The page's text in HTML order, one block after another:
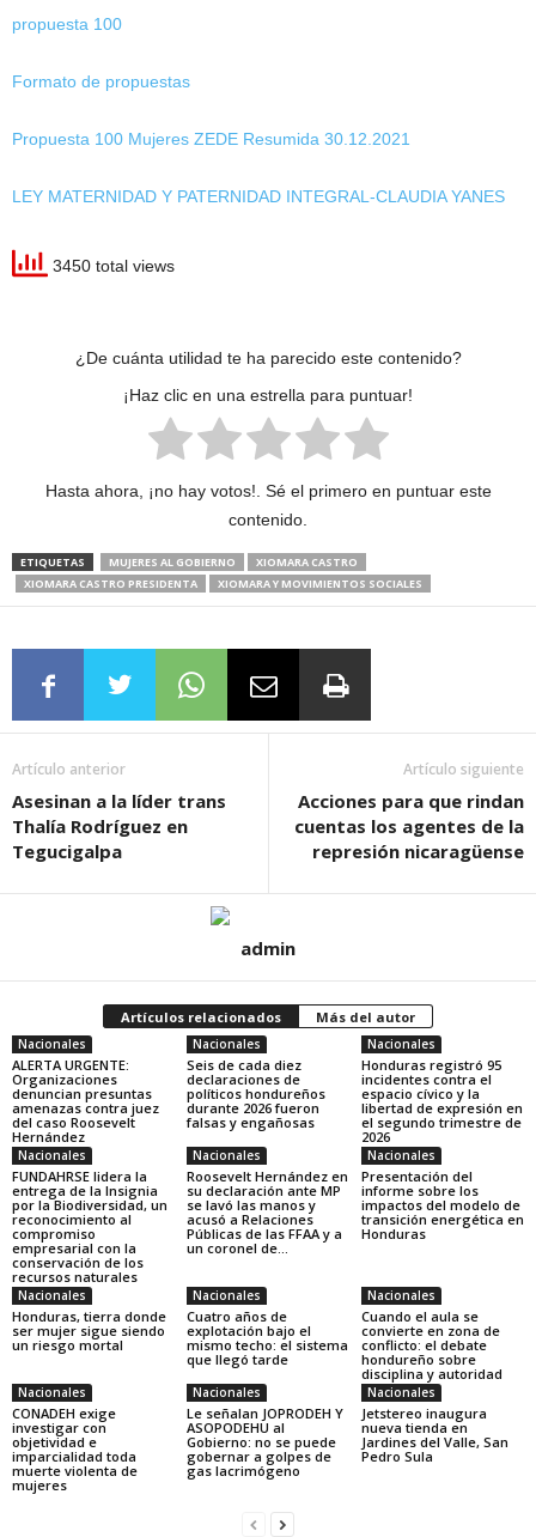
propuesta 100
Formato de propuestas
Propuesta 100 Mujeres ZEDE Resumida 30.12.2021
LEY MATERNIDAD Y PATERNIDAD INTEGRAL-CLAUDIA YANES
3450 total views
¿De cuánta utilidad te ha parecido este contenido?
¡Haz clic en una estrella para puntuar!
Hasta ahora, ¡no hay votos!. Sé el primero en puntuar este
contenido.
ETIQUETAS MUJERES AL GOBIERNO
XIOMARA CASTRO
XIOMARA CASTRO PRESIDENTA
XIOMARA Y MOVIMIENTOS SOCIALES
Artículo anterior
Asesinan a la líder trans
Thalía Rodríguez en
Tegucigalpa
Artículo siguiente
Acciones para que rindan
cuentas los agentes de la
represión nicaragüense
admin
Artículos relacionados Más del autor
Nacionales
ALERTA URGENTE:
Organizaciones
denuncian presuntas
amenazas contra juez
del caso Roosevelt
Hernández
Nacionales
Seis de cada diez
declaraciones de
políticos hondureños
durante 2026 fueron
falsas y engañosas
Nacionales
Honduras registró 95
incidentes contra el
espacio cívico y la
libertad de expresión en
el segundo trimestre de
2026
Nacionales
FUNDAHRSE lidera la
entrega de la Insignia
por la Biodiversidad, un
reconocimiento al
compromiso
empresarial con la
conservación de los
recursos naturales
Nacionales
Roosevelt Hernández en
su declaración ante MP
se lavó las manos y
acusó a Relaciones
Públicas de las FFAA y a
un coronel de...
Nacionales
Presentación del
informe sobre los
impactos del modelo de
transición energética en
Honduras
Nacionales
Honduras, tierra donde
ser mujer sigue siendo
un riesgo mortal
Nacionales
Cuatro años de
explotación bajo el
mismo techo: el sistema
que llegó tarde
Nacionales
Cuando el aula se
convierte en zona de
conflicto: el debate
hondureño sobre
disciplina y autoridad
Nacionales
CONADEH exige
investigar con
objetividad e
imparcialidad toda
muerte violenta de
mujeres
Nacionales
Le señalan JOPRODEH Y
ASOPODEHU al
Gobierno: no se puede
gobernar a golpes de
gas lacrimógeno
Nacionales
Jetstereo inaugura
nueva tienda en
Jardines del Valle, San
Pedro Sula